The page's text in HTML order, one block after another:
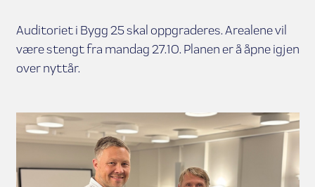
Auditoriet i Bygg 25 skal oppgraderes. Arealene vil
være stengt fra mandag 27.10. Planen er å åpne igjen
over nyttår.